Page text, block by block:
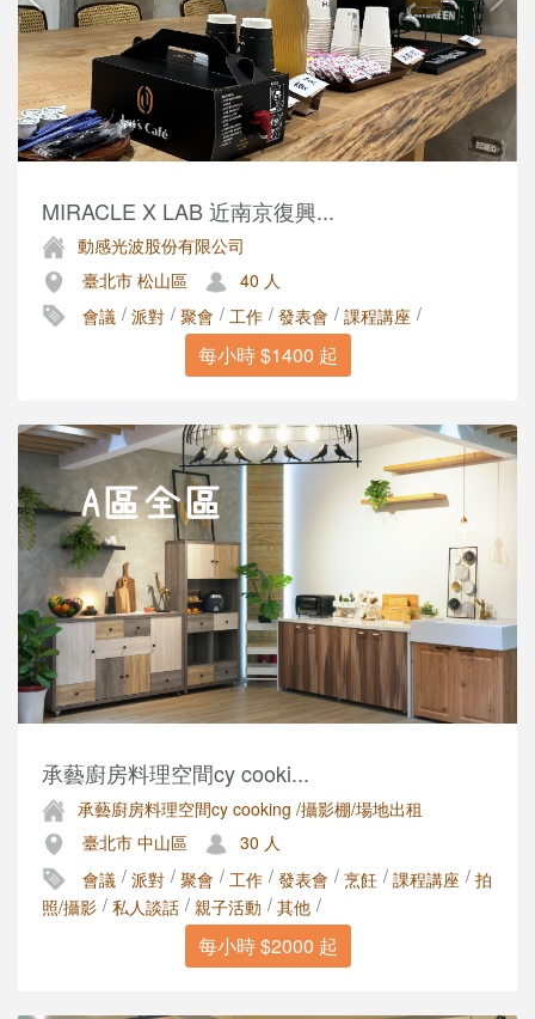
MIRACLE X LAB 近南京復興...
動感光波股份有限公司
臺北市 松山區
40 人
會議 / 派對 / 聚會 / 工作 / 發表會 / 課程講座 /
每小時 $1400 起
承藝廚房料理空間cy cooki...
承藝廚房料理空間cy cooking /攝影棚/場地出租
臺北市 中山區
30 人
會議 / 派對 / 聚會 / 工作 / 發表會 / 烹飪 / 課程講座 / 拍
照/攝影 / 私人談話 / 親子活動 / 其他 /
每小時 $2000 起